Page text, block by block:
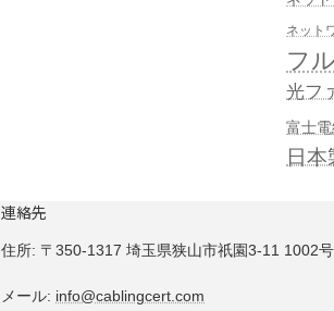
ネット
フ
光フ
富士
日本
連絡先
住所: 〒350-1317 埼玉県狭山市祇園3-11 1002号
メール: info@cablingcert.com